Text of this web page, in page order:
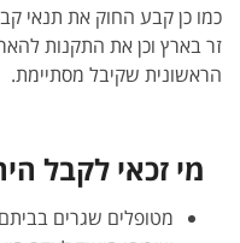
כמו כן קבע החוק את תנאי
זר בארץ וכן את התקנות
הראשונית שקיבל מסתיימת.
מי זכאי לקבל
מטופלים שגרים בביתם